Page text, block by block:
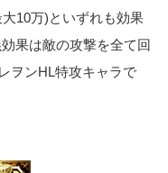
10万)といずれも効果
果は敵の攻撃を全て回
ヲンHL特攻キャラで